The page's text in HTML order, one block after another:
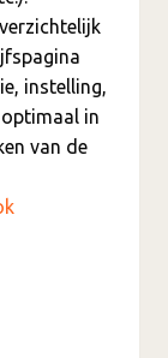
instelling,
in
van de